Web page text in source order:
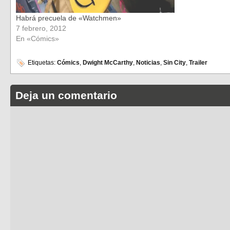
Habrá precuela de «Watchmen»
7 febrero, 2012
En «Cómics»
Etiquetas: Cómics, Dwight McCarthy, Noticias, Sin City, Trailer
Deja un comentario